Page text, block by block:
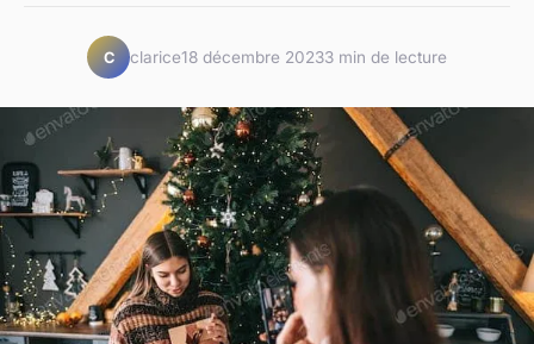
C clarice18 décembre 20233 min de lecture